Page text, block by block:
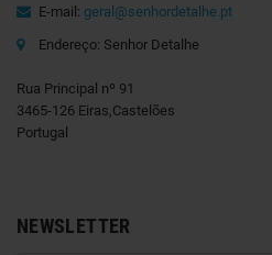
E-mail: geral@senhordetalhe.pt
Endereço: Senhor Detalhe
Rua Principal nº 91
3465-126 Eiras,Castelões
Portugal
NEWSLETTER